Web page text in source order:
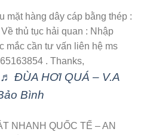
mặt hàng dây cáp bằng thép :
thủ tục hải quan : Nhập
mắc cần tư vấn liên hệ ms
. Thanks,
♬ ĐÙA HƠI QUÁ – V.A
Bình
NHANH QUỐC TẾ – AN